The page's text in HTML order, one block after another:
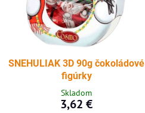
SNEHULIAK 3D 90g čokoládové
figúrky
Skladom
3,62 €